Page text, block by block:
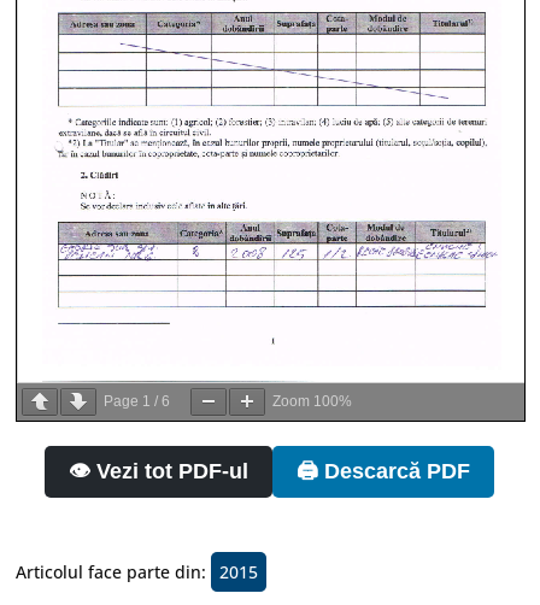
Page 1 /6 Zoom 100%
👁️ Vezi tot PDF-ul 🖨️ Descarcă PDF
Articolul face parte din: 2015